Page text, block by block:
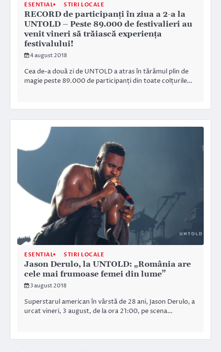
ESENTIAL STIRI LOCALE
RECORD de participanţi în ziua a 2-a la
UNTOLD – Peste 89.000 de festivalieri au
venit vineri să trăiască experienţa
festivalului!
4 august 2018
Cea de-a două zi de UNTOLD a atras în tărâmul plin de
magie peste 89.000 de participanți din toate colțurile…
ESENTIAL STIRI LOCALE
Jason Derulo, la UNTOLD: „România are
cele mai frumoase femei din lume”
3 august 2018
Superstarul american în vârstă de 28 ani, Jason Derulo, a
urcat vineri, 3 august, de la ora 21:00, pe scena…